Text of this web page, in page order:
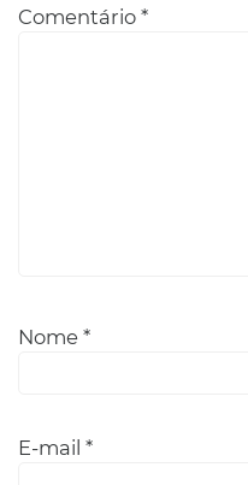
Comentário *
Nome *
E-mail *